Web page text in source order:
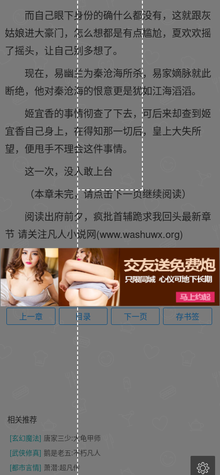
而自己眼下身份的确什么都没有，这就跟灰
姑娘进大豪门，怎么想都是有点尴尬，夏欢欢摇
了摇头，让自己别多想了。
现在，易幽兰为秦沧海所杀，易家嫡脉就此
断绝，他对秦沧海的恨意更是犹如江海滔滔。
姬宜香的事情彻查了下去，可后来却查到姬
宜香自己身上，在得知那一切后，皇上大失所
望，便甩手不理会这件事情。
这一次，没人敢上台
（本章未完，请点击下一页继续阅读）
阅读出府前夕，疯批首辅跪求我回头最新章
节 请关注凡人小说网(www.washuwx.org)
上一章 目录 下一页 存书签
相关推荐
[玄幻魔法] 唐家三少:大龟甲师
[武侠修真] 鹅是老五:不朽凡人
[都市言情] 萧潜:超凡传 